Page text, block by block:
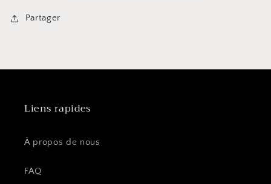
Partager
Liens rapides
À propos de nous
FAQ